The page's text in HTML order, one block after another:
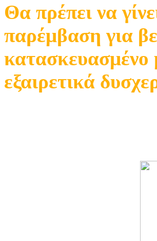
Θα πρέπει να
παρέμβαση για
κατασκευασμένο
εξαιρετικά